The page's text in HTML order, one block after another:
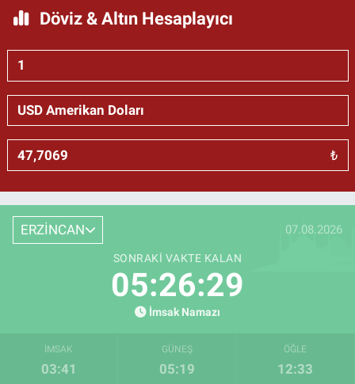
Döviz & Altın Hesaplayıcı
₺
ERZİNCAN 07.08.2026
SONRAKI VAKTE KALAN
05:26:29
İmsak Namazı
İMSAK
03:41
GÜNEŞ
05:19
ÖĞLE
12:33